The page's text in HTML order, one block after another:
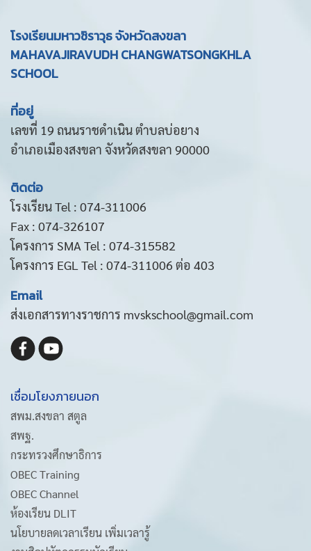
โรงเรียนมหาวชิราวุธ จังหวัดสงขลา
MAHAVAJIRAVUDH CHANGWATSONGKHLA
SCHOOL
ที่อยู่
เลขที่ 19 ถนนราชดำเนิน ตำบลบ่อยาง
อำเภอเมืองสงขลา จังหวัดสงขลา 90000
ติดต่อ
โรงเรียน Tel : 074-311006
Fax : 074-326107
โครงการ SMA Tel : 074-315582
โครงการ EGL Tel : 074-311006 ต่อ 403
Email
ส่งเอกสารทางราชการ mvskschool@gmail.com
เชื่อมโยงภายนอก
สพม.สงขลา สตูล
สพฐ.
กระทรวงศึกษาธิการ
OBEC Training
OBEC Channel
ห้องเรียน DLIT
นโยบายลดเวลาเรียน เพิ่มเวลารู้